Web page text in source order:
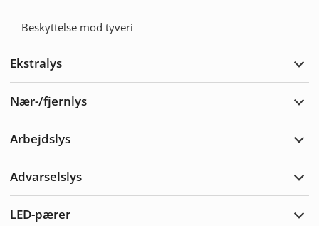
Beskyttelse mod tyveri
Ekstralys
Nær-/fjernlys
Arbejdslys
Advarselslys
LED-pærer